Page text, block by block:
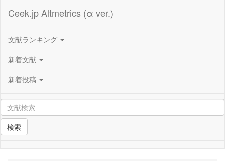
Ceek.jp Altmetrics (α ver.)
文献ランキング
新着文献
新着投稿
検索